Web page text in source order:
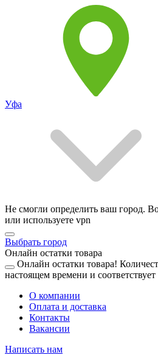
Уфа
Не смогли определить ваш город.
или используете vpn
Выбрать город
Онлайн остатки товара
Онлайн остатки товара!
настоящем времени и соответствует
О компании
Оплата и доставка
Контакты
Вакансии
Написать нам